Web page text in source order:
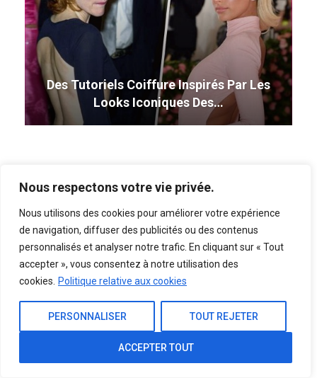
Nous respectons votre vie privée.
Nous utilisons des cookies pour améliorer votre expérience
de navigation, diffuser des publicités ou des contenus
personnalisés et analyser notre trafic. En cliquant sur « Tout
accepter », vous consentez à notre utilisation des
cookies.
Politique relative aux cookies
PERSONNALISER TOUT REJETER
ACCEPTER TOUT
Des Tutoriels Coiffure Inspirés Par Les
Looks Iconiques Des…
Femmes Africaines
20 ravissantes coiffures afro frisées
pour femmes
Avr 13, 2019
22 superbes options courtes Mohawk
femmes noires